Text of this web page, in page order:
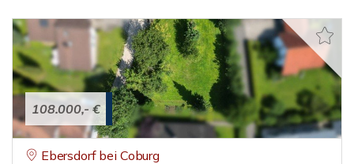
108.000,- €
Ebersdorf bei Coburg